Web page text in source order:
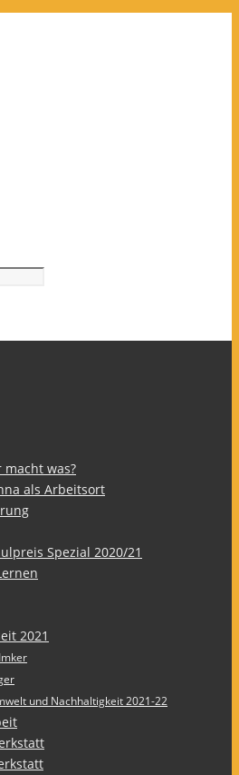
macht was?
als Arbeitsort
Spezial 2020/21
2021
und Nachhaltigkeit 2021-22